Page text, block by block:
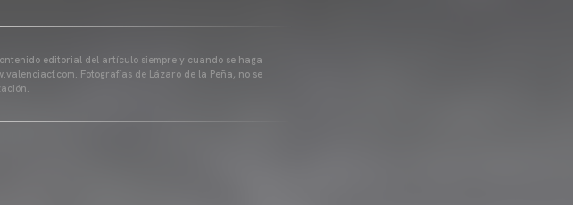
editorial del artículo siempre y cuando se haga
Fotografías de Lázaro de la Peña, no se